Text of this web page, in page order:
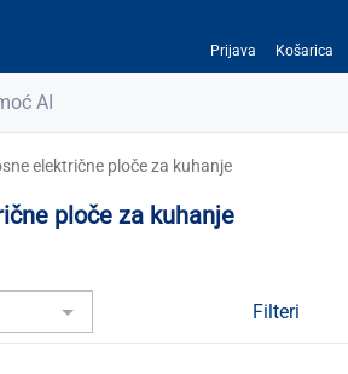
Prijava Košarica
AI
električne ploče za kuhanje
ploče za kuhanje
Filteri